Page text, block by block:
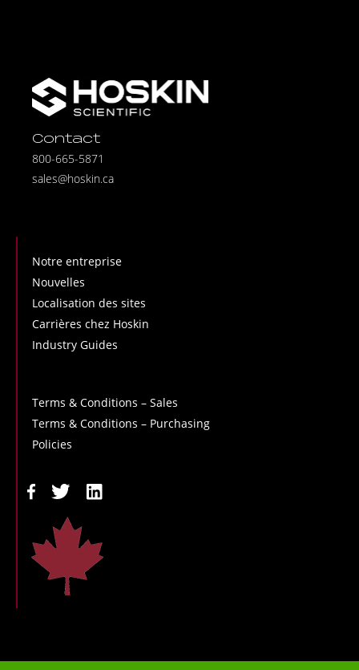
Contact
800-665-5871
sales@hoskin.ca
Notre entreprise
Nouvelles
Localisation des sites
Carrières chez Hoskin
Industry Guides
Terms & Conditions – Sales
Terms & Conditions – Purchasing
Policies